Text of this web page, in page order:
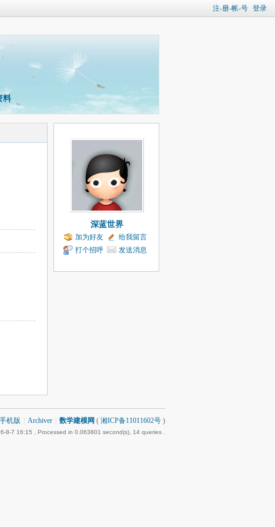
注-册-帐-号 登录
料
深蓝世界
加为好友
给我留言
打个招呼
发送消息
手机版 Archiver 数学建模网 ( 湘ICP备11011602号 )
8-7 16:15 , Processed in 0.063801 second(s), 14 queries .